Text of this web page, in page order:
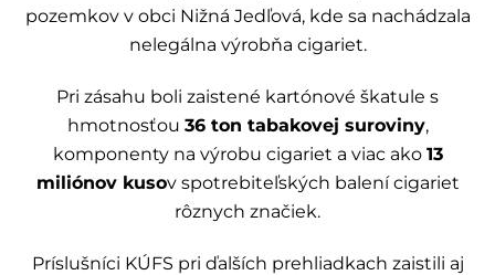
pozemkov v obci Nižná Jedľová, kde sa nachádzala
nelegálna výrobňa cigariet.
Pri zásahu boli zaistené kartónové škatule s
hmotnosťou 36 ton tabakovej suroviny,
komponenty na výrobu cigariet a viac ako 13
miliónov kusov spotrebiteľských balení cigariet
rôznych značiek.
Príslušníci KÚFS pri ďalších prehliadkach zaistili aj